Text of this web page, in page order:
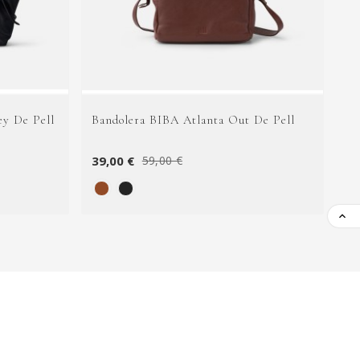
De Pell Bandolera BIBA Atlanta Out De Pell
39,00 € 59,00 €
